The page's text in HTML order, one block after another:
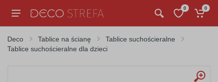
0 0
Deco Tablice na ścianę
Tablice suchościeralne
Tablice suchościeralne dla dzieci